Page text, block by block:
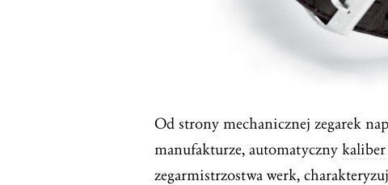
Od strony mechanicznej zegarek
manufakturze, automatyczny kaliber
zegarmistrzostwa werk,